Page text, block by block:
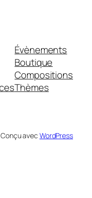
Évènements
Boutique
Compositions
Thèmes
Conçu avec WordPress